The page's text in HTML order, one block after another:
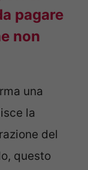
pagare
non
una
la
del
questo